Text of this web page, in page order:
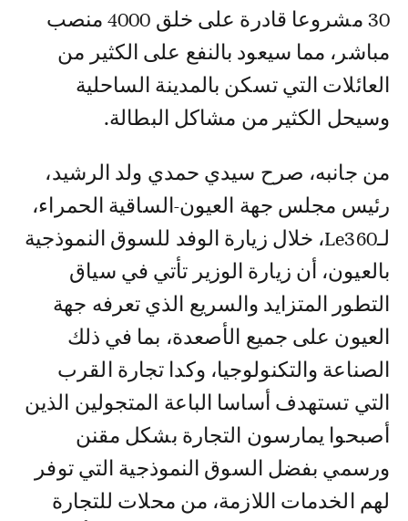
30 مشروعا قادرة على خلق 4000 منصب
مباشر، مما سيعود بالنفع على الكثير من
العائلات التي تسكن بالمدينة الساحلية
وسيحل الكثير من مشاكل البطالة.
من جانبه، صرح سيدي حمدي ولد الرشيد،
رئيس مجلس جهة العيون-الساقية الحمراء،
لـLe360، خلال زيارة الوفد للسوق النموذجية
بالعيون، أن زيارة الوزير تأتي في سياق
التطور المتزايد والسريع الذي تعرفه جهة
العيون على جميع الأصعدة، بما في ذلك
الصناعة والتكنولوجيا، وكدا تجارة القرب
التي تستهدف أساسا الباعة المتجولين الذين
أصبحوا يمارسون التجارة بشكل مقنن
ورسمي بفضل السوق النموذجية التي توفر
لهم الخدمات اللازمة، من محلات للتجارة